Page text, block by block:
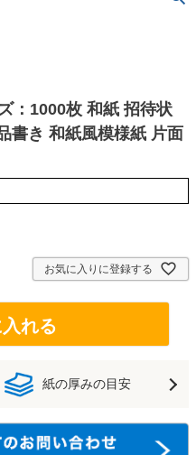
：1000枚 和紙 招待状
書き 和紙風模様紙 片面
お気に入りに登録する
れる
紙の厚みの目安